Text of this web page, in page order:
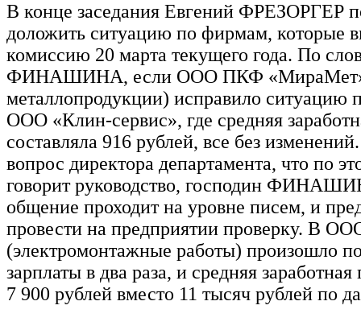
В конце заседания Евгений ФРЕЗОРГЕР
доложить ситуацию по фирмам, которые
комиссию 20 марта текущего года. По
ФИНАШИНА, если ООО ПКФ «МираМет»
металлопродукции) исправило ситуацию
ООО «Клин-сервис», где средняя
составляла 916 рублей, все без
вопрос директора департамента, что по
говорит руководство, господин
общение проходит на уровне писем, и
провести на предприятии проверку. В
(электромонтажные работы) произошло
зарплаты в два раза, и средняя заработная
7 900 рублей вместо 11 тысяч рублей по